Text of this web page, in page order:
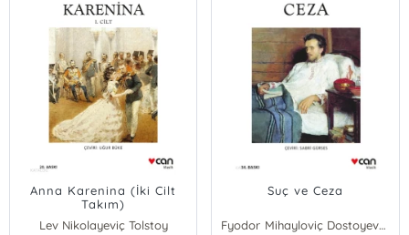
Anna Karenina (İki Cilt
Takım)
Lev Nikolayeviç Tolstoy
Suç ve Ceza
Fyodor Mihayloviç Dostoyevski